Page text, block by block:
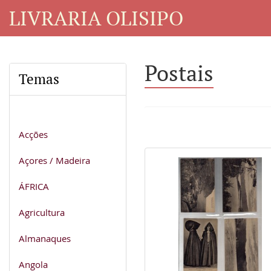
LIVRARIA OLISIPO
Temas
Acções
Açores / Madeira
ÁFRICA
Agricultura
Almanaques
Angola
Postais